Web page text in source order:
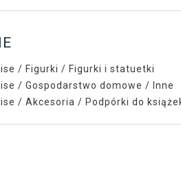
/ Figurki / Figurki i statuetki
/ Gospodarstwo domowe / Inne
/ Akcesoria / Podpórki do